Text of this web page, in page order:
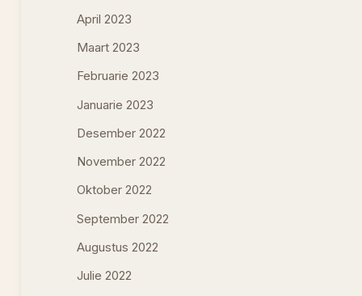
April 2023
Maart 2023
Februarie 2023
Januarie 2023
Desember 2022
November 2022
Oktober 2022
September 2022
Augustus 2022
Julie 2022